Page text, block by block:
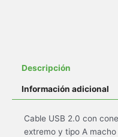
Descripción
Información adicional
Cable USB 2.0 con
extremo y tipo A